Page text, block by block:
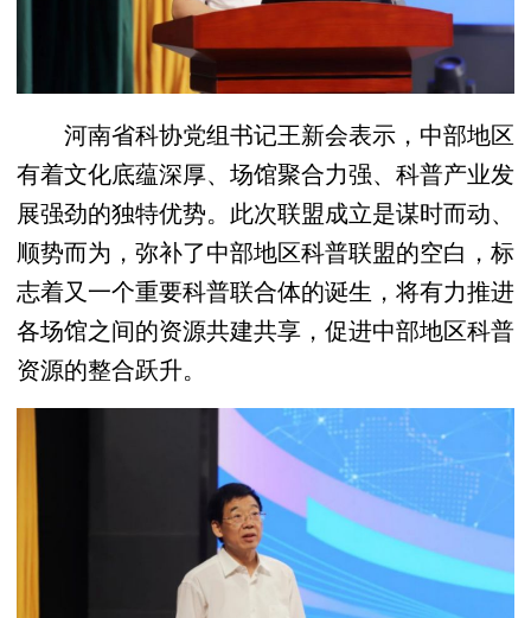
河南省科协党组书记王新会表示，中部地区
有着文化底蕴深厚、场馆聚合力强、科普产业发
展强劲的独特优势。此次联盟成立是谋时而动、
顺势而为，弥补了中部地区科普联盟的空白，标
志着又一个重要科普联合体的诞生，将有力推进
各场馆之间的资源共建共享，促进中部地区科普
资源的整合跃升。